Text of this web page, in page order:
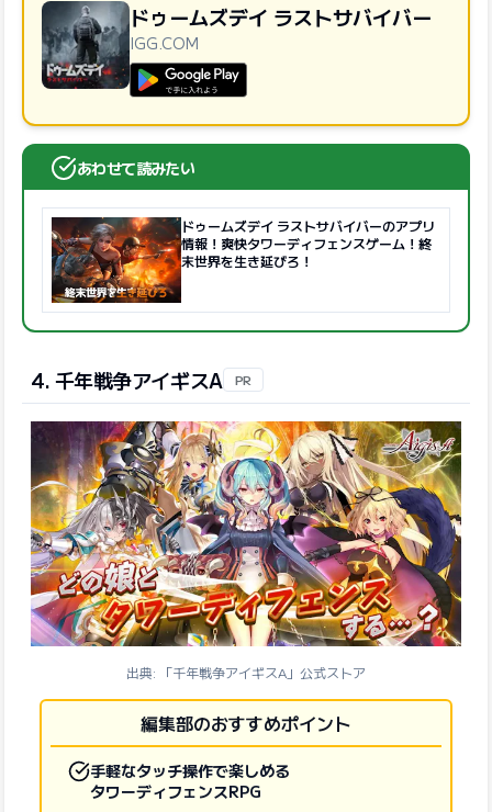
ドゥームズデイ ラストサバイバー
IGG.COM
あわせて読みたい
ドゥームズデイ ラストサバイバーのアプリ
情報！爽快タワーディフェンスゲーム！終
末世界を生き延びろ！
4. 千年戦争アイギスA PR
出典: 「千年戦争アイギスA」公式ストア
編集部のおすすめポイント
手軽なタッチ操作で楽しめる
タワーディフェンスRPG